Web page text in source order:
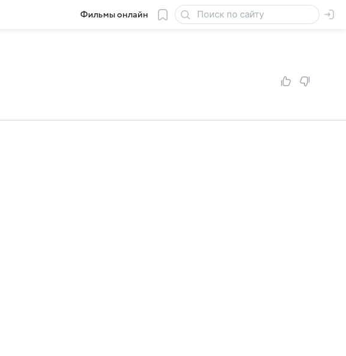
Фильмы онлайн